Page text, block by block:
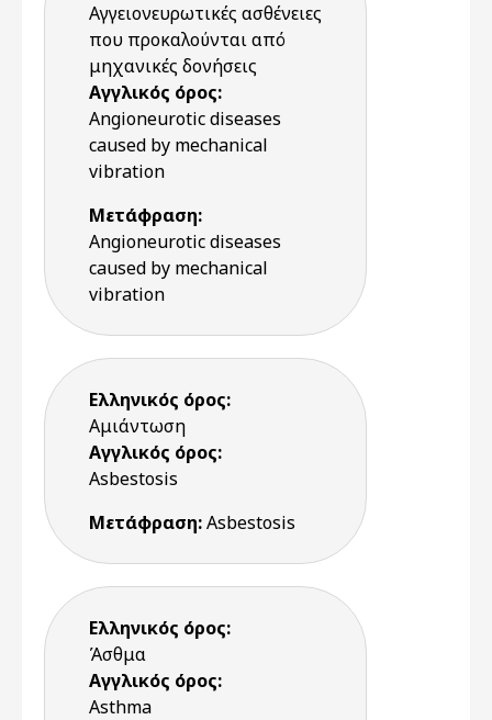
Αγγειονευρωτικές ασθένειες
που προκαλούνται από
μηχανικές δονήσεις
Αγγλικός όρος:
Angioneurotic diseases
caused by mechanical
vibration
Μετάφραση:
Angioneurotic diseases
caused by mechanical
vibration
Ελληνικός όρος:
Αμιάντωση
Αγγλικός όρος:
Asbestosis
Μετάφραση:Asbestosis
Ελληνικός όρος:
Άσθμα
Αγγλικός όρος:
Asthma